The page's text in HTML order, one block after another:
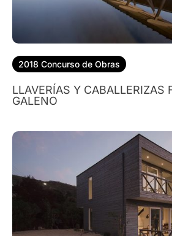
2018 Concurso de Obras
LLAVERÍAS Y CABALLERIZAS
GALENO